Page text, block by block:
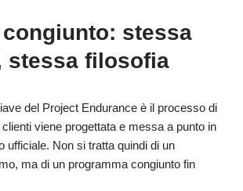
stessa
stessa filosofia
del Project Endurance è il processo di
viene progettata e messa a punto in
ufficiale. Non si tratta quindi di un
ma di un programma congiunto fin